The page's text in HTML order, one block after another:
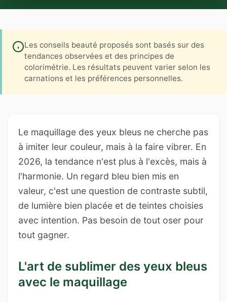
Les conseils beauté proposés sont basés sur des
tendances observées et des principes de
colorimétrie. Les résultats peuvent varier selon les
carnations et les préférences personnelles.
Le maquillage des yeux bleus ne cherche pas
à imiter leur couleur, mais à la faire vibrer. En
2026, la tendance n'est plus à l'excès, mais à
l'harmonie. Un regard bleu bien mis en
valeur, c'est une question de contraste subtil,
de lumière bien placée et de teintes choisies
avec intention. Pas besoin de tout oser pour
tout gagner.
L'art de sublimer des yeux bleus
avec le maquillage